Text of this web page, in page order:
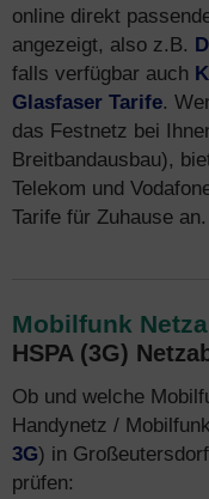
online direkt
angezeigt, also z.B.
falls verfügbar auch
Glasfaser Tarife.
das Festnetz bei
Breitbandausbau),
Telekom und
Tarife für Zuhause an.
Mobilfunk
HSPA (3G)
Ob und welche
Handynetz /
3G) in
prüfen: